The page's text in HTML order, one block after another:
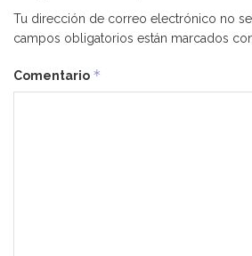
Tu dirección de correo electrónico no
campos obligatorios están marcados
Comentario *